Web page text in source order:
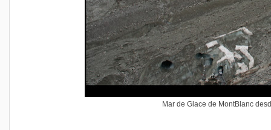
Mar de Glace de MontBlanc